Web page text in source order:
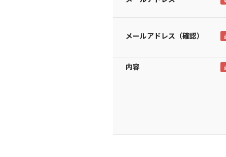
メールアドレス（確認）
内容